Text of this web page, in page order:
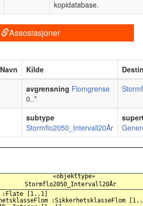
kopidatabase.
Assosiasjoner
Navn Kilde
avgrensning Flomgrense
0..*
subtype
Stormflo2050_Intervall20År